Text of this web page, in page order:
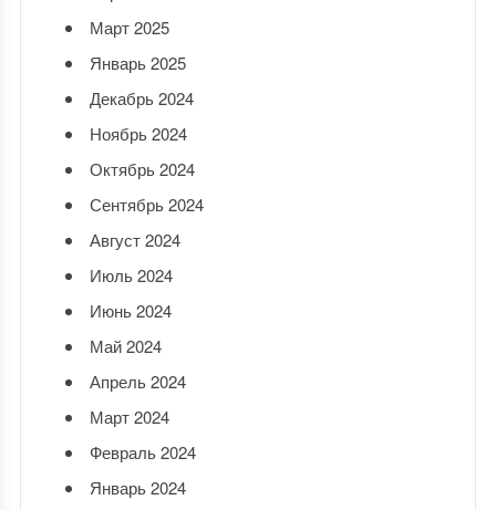
Март 2025
Январь 2025
Декабрь 2024
Ноябрь 2024
Октябрь 2024
Сентябрь 2024
Август 2024
Июль 2024
Июнь 2024
Май 2024
Апрель 2024
Март 2024
Февраль 2024
Январь 2024